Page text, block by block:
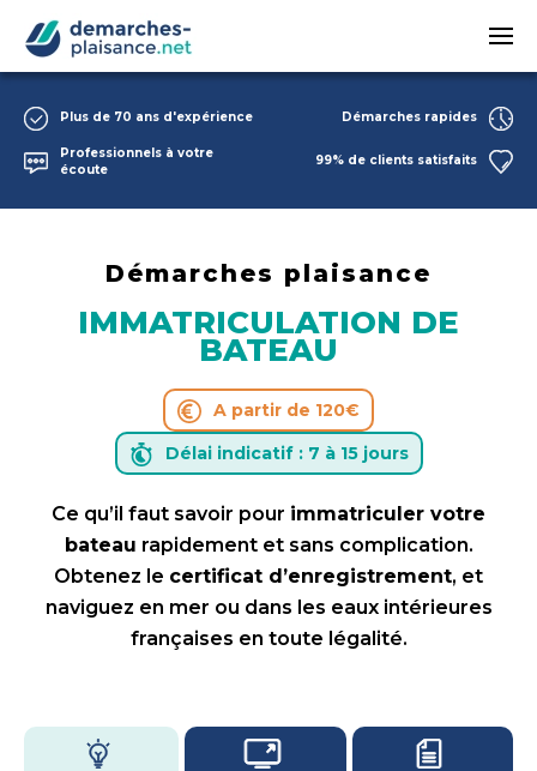
Passer au contenu principal
Plus de 70 ans d'expérience Démarches rapides
Professionnels à votre
écoute
99% de clients satisfaits
Démarches plaisance
IMMATRICULATION DE
BATEAU
A partir de 120€
Délai indicatif : 7 à 15 jours
Ce qu’il faut savoir pour immatriculer votre
bateau rapidement et sans complication.
Obtenez le certificat d’enregistrement, et
naviguez en mer ou dans les eaux intérieures
françaises en toute légalité.